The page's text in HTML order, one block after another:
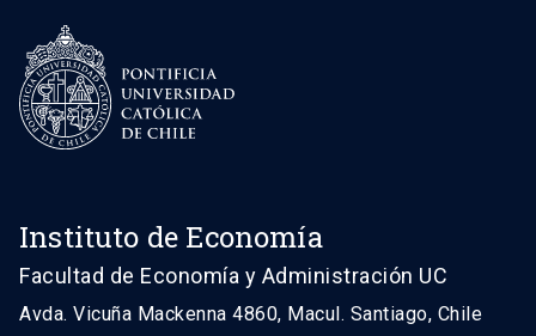
Instituto de Economía
Facultad de Economía y Administración UC
Avda. Vicuña Mackenna 4860, Macul. Santiago, Chile